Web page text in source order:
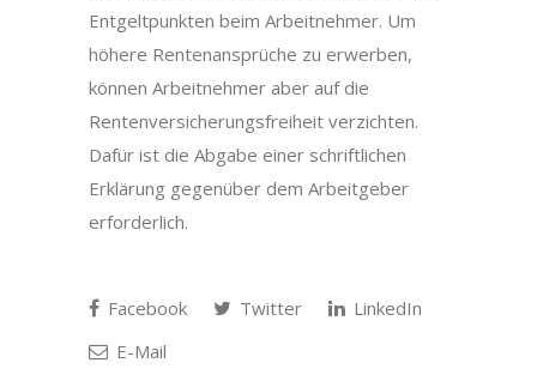
Entgeltpunkten beim Arbeitnehmer. Um
höhere Rentenansprüche zu erwerben,
können Arbeitnehmer aber auf die
Rentenversicherungsfreiheit verzichten.
Dafür ist die Abgabe einer schriftlichen
Erklärung gegenüber dem Arbeitgeber
erforderlich.
Facebook Twitter
LinkedIn
E-Mail